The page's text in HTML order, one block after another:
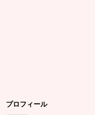
プロフィール